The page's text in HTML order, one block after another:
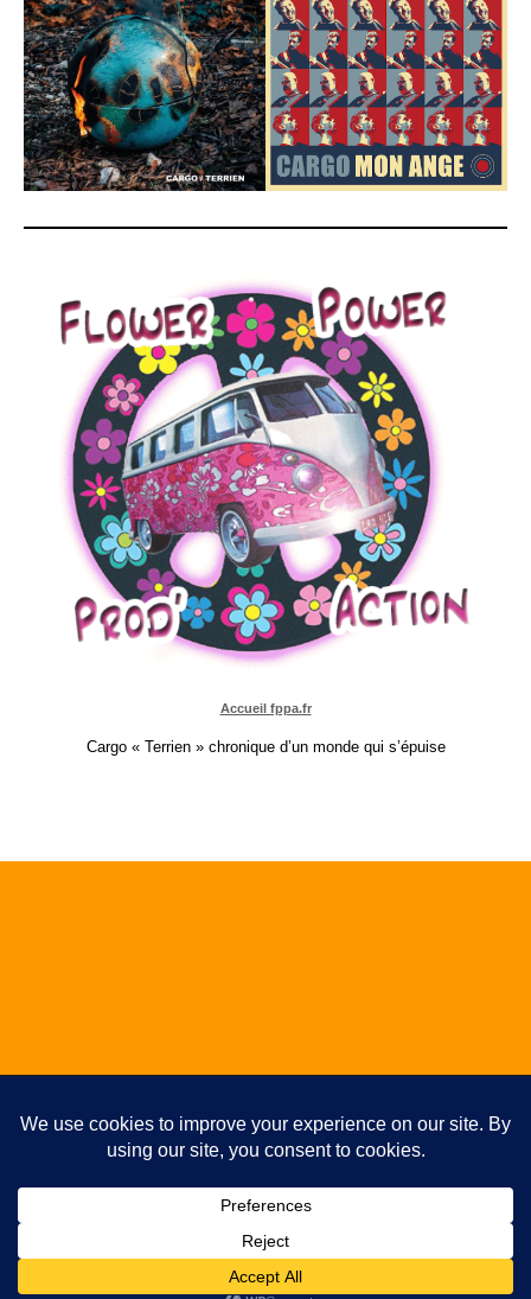
Accueil fppa.fr
Cargo « Terrien » chronique d’un monde qui s’épuise
Articles
Partitions de batterie gratuites
Copyright 2026 - www.fppa.fr - Tous droits réservés
Abonnez-vous pour ne rien rater !